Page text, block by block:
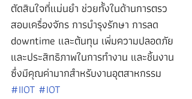
ตัดสินใจที่แม่นยำ ช่วยทั้งในด้านการตรว
สอบเครื่องจักร การบำรุงรักษา การลด
downtime และต้นทุน เพิ่มความปลอดภัย
และประสิทธิภาพในการทำงาน และชิ้นงาน
ซึ่งมีคุณค่ามากสำหรับงานอุตสาหกรรม
#IIOT #IOT